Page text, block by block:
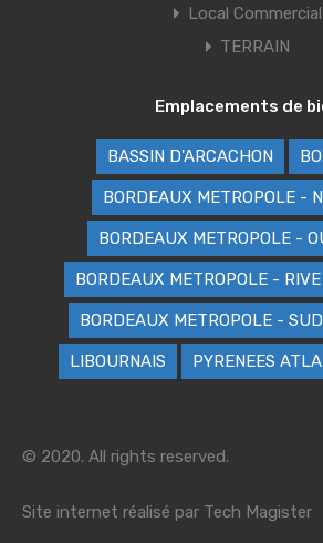
Local Commercial
TERRAIN
Emplacements de
BASSIN D'ARCACHON
BORDEAUX METROPOLE -
BORDEAUX METROPOLE -
BORDEAUX METROPOLE -
BORDEAUX METROPOLE -
LIBOURNAIS PYRENEES
© 2020. All rights reserved.
Site internet réalisé par Tech Magister